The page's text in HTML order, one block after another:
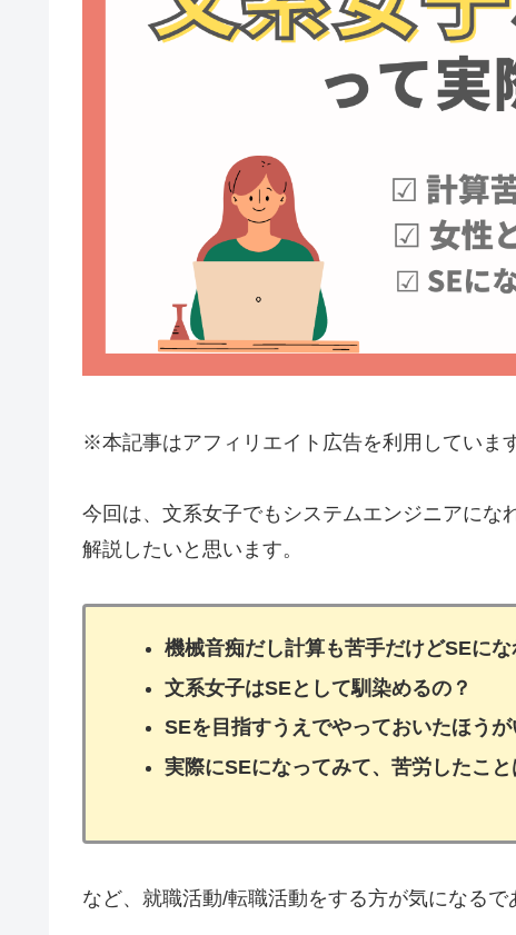
※本記事はアフィリエイト広告を利用していま
今回は、文系女子でもシステムエンジニアに
解説したいと思います。
機械音痴だし計算も苦手だけどSEにな
文系女子はSEとして馴染めるの？
SEを目指すうえでやっておいたほうが
実際にSEになってみて、苦労したこと
など、就職活動/転職活動をする方が気になる